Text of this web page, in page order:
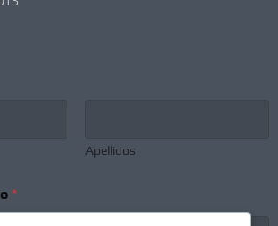
Apellidos
*